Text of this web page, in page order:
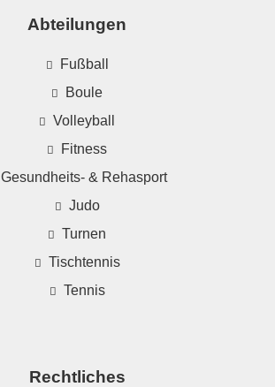
Abteilungen
Fußball
Boule
Volleyball
Fitness
Gesundheits- & Rehasport
Judo
Turnen
Tischtennis
Tennis
Rechtliches